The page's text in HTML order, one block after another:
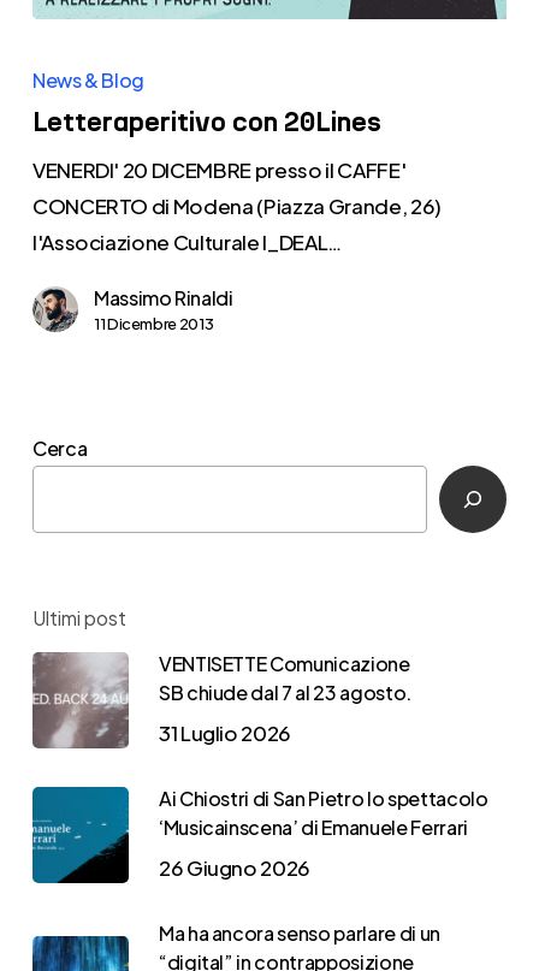
con
20Lines
News & Blog
Letteraperitivo con 20Lines
VENERDI' 20 DICEMBRE presso il CAFFE'
CONCERTO di Modena (Piazza Grande, 26)
l'Associazione Culturale I_DEAL…
Massimo Rinaldi
11 Dicembre 2013
Cerca
Ultimi post
VENTISETTE Comunicazione
SB chiude dal 7 al 23 agosto.
31 Luglio 2026
Ai Chiostri di San Pietro lo spettacolo
‘Musicainscena’ di Emanuele Ferrari
26 Giugno 2026
Ma ha ancora senso parlare di un
“digital” in contrapposizione